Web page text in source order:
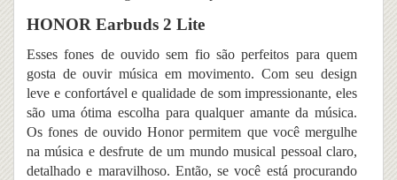
HONOR Earbuds 2 Lite
Esses fones de ouvido sem fio são perfeitos para quem
gosta de ouvir música em movimento. Com seu design
leve e confortável e qualidade de som impressionante, eles
são uma ótima escolha para qualquer amante da música.
Os fones de ouvido Honor permitem que você mergulhe
na música e desfrute de um mundo musical pessoal claro,
detalhado e maravilhoso. Então, se você está procurando